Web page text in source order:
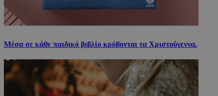
Μέσα σε κάθε παιδικό βιβλίο κρύβονται τα Χριστούγεννα.